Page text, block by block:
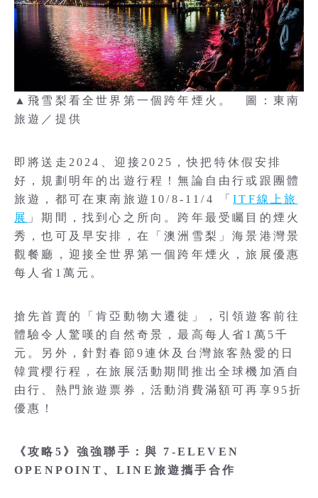
▲飛雪梨看全世界第一個跨年煙火。 圖：東南
旅遊／提供
即將送走2024、迎接2025，快把特休假安排
好，規劃明年的出遊行程！無論自由行或跟團體
旅遊，都可在東南旅遊10/8-11/4 「ITF線上旅
展 」期間，找到心之所向。跨年最受矚目的煙火
秀，也可及早安排，在「澳洲雪梨」海景港灣景
觀餐廳，迎接全世界第一個跨年煙火，旅展優惠
每人省1萬元。
搶先首賣的「肯亞動物大遷徙」，引領遊客前往
體驗令人驚嘆的自然奇景，最高每人省1萬5千
元。另外，針對春節9連休及台灣旅客熱愛的日
韓賞櫻行程，在旅展活動期間推出全球機加酒自
由行、熱門旅遊票券，活動消費滿額可再享95折
優惠！
《攻略5》強強聯手：與 7-ELEVEN
OPENPOINT、LINE旅遊攜手合作